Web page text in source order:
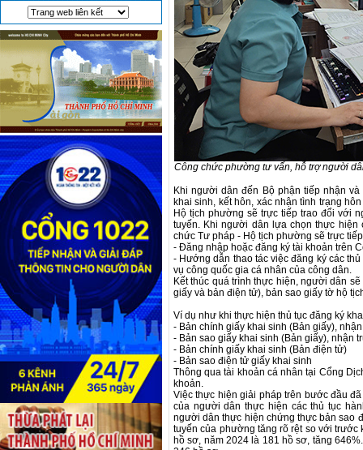
Công chức phường tư vấn, hỗ trợ người
Khi người dân đến Bộ phận tiếp nhận
khai sinh, kết hôn, xác nhận tình trạng
Hộ tịch phường sẽ trực tiếp trao đổi với
tuyến. Khi người dân lựa chọn thực hiện
chức Tư pháp - Hộ tịch phường sẽ trực
- Đăng nhập hoặc đăng ký tài khoản trên
- Hướng dẫn thao tác việc đăng ký các
vụ công quốc gia cá nhân của công dân.
Kết thúc quá trình thực hiện, người dân
giấy và bản điện tử), bản sao giấy tờ hộ
Ví dụ như khi thực hiện thủ tục đăng ký
- Bản chính giấy khai sinh (Bản giấy),
- Bản sao giấy khai sinh (Bản giấy), nhận
- Bản chính giấy khai sinh (Bản điện tử)
- Bản sao điện tử giấy khai sinh
Thông qua tài khoản cá nhân tại Cổng
khoản.
Việc thực hiện giải pháp trên bước đầu
của người dân thực hiện các thủ tục
người dân thực hiện chứng thực bản sao
tuyến của phường tăng rõ rệt so với trước
hồ sơ, năm 2024 là 181 hồ sơ, tăng